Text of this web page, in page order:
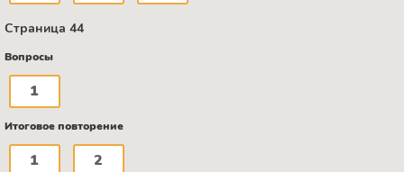
Страница 44
Вопросы
1
Итоговое повторение
1 2